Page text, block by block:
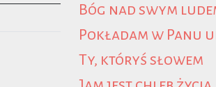
Bóg nad swym
Pokładam w Panu
Ty, któryś słowem